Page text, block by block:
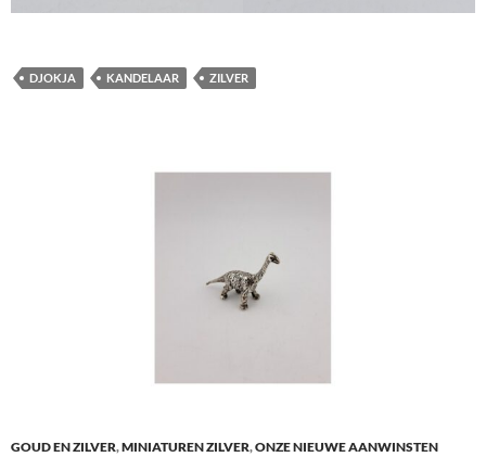
DJOKJA KANDELAAR ZILVER
GOUD EN ZILVER,MINIATUREN ZILVER,ONZE NIEUWE AANWINSTEN